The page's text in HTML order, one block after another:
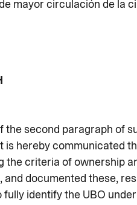
mayor circulación de la
second paragraph of
is hereby communicated
criteria of ownership
and documented these,
fully identify the UBO